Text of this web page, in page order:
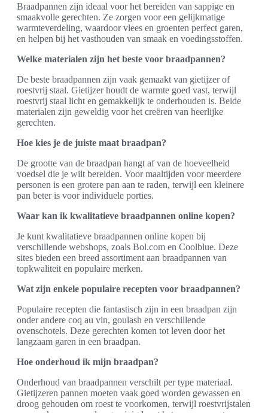
Braadpannen zijn ideaal voor het bereiden van sappige en
smaakvolle gerechten. Ze zorgen voor een gelijkmatige
warmteverdeling, waardoor vlees en groenten perfect garen,
en helpen bij het vasthouden van smaak en voedingsstoffen.
Welke materialen zijn het beste voor braadpannen?
De beste braadpannen zijn vaak gemaakt van gietijzer of
roestvrij staal. Gietijzer houdt de warmte goed vast, terwijl
roestvrij staal licht en gemakkelijk te onderhouden is. Beide
materialen zijn geweldig voor het creëren van heerlijke
gerechten.
Hoe kies je de juiste maat braadpan?
De grootte van de braadpan hangt af van de hoeveelheid
voedsel die je wilt bereiden. Voor maaltijden voor meerdere
personen is een grotere pan aan te raden, terwijl een kleinere
pan beter is voor individuele porties.
Waar kan ik kwalitatieve braadpannen online kopen?
Je kunt kwalitatieve braadpannen online kopen bij
verschillende webshops, zoals Bol.com en Coolblue. Deze
sites bieden een breed assortiment aan braadpannen van
topkwaliteit en populaire merken.
Wat zijn enkele populaire recepten voor braadpannen?
Populaire recepten die fantastisch zijn in een braadpan zijn
onder andere coq au vin, goulash en verschillende
ovenschotels. Deze gerechten komen tot leven door het
langzaam garen in een braadpan.
Hoe onderhoud ik mijn braadpan?
Onderhoud van braadpannen verschilt per type materiaal.
Gietijzeren pannen moeten vaak goed worden gewassen en
droog gehouden om roest te voorkomen, terwijl roestvrijstalen